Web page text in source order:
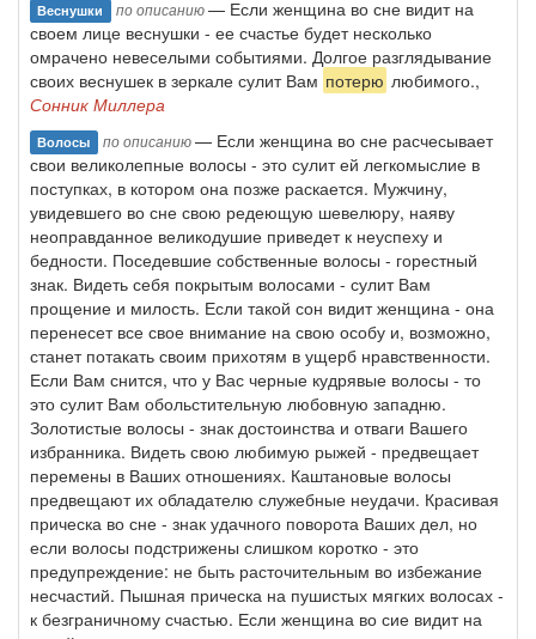
Веснушки по описанию— Если женщина во сне видит на
своем лице веснушки - ее счастье будет несколько
омрачено невеселыми событиями. Долгое разглядывание
своих веснушек в зеркале сулит Вам потерю любимого.,
Сонник Миллера
Волосы по описанию— Если женщина во сне расчесывает
свои великолепные волосы - это сулит ей легкомыслие в
поступках, в котором она позже раскается. Мужчину,
увидевшего во сне свою редеющую шевелюру, наяву
неоправданное великодушие приведет к неуспеху и
бедности. Поседевшие собственные волосы - горестный
знак. Видеть себя покрытым волосами - сулит Вам
прощение и милость. Если такой сон видит женщина - она
перенесет все свое внимание на свою особу и, возможно,
станет потакать своим прихотям в ущерб нравственности.
Если Вам снится, что у Вас черные кудрявые волосы - то
это сулит Вам обольстительную любовную западню.
Золотистые волосы - знак достоинства и отваги Вашего
избранника. Видеть свою любимую рыжей - предвещает
перемены в Ваших отношениях. Каштановые волосы
предвещают их обладателю служебные неудачи. Красивая
прическа во сне - знак удачного поворота Ваших дел, но
если волосы подстрижены слишком коротко - это
предупреждение: не быть расточительным во избежание
несчастий. Пышная прическа на пушистых мягких волосах -
к безграничному счастью. Если женщина во сие видит на